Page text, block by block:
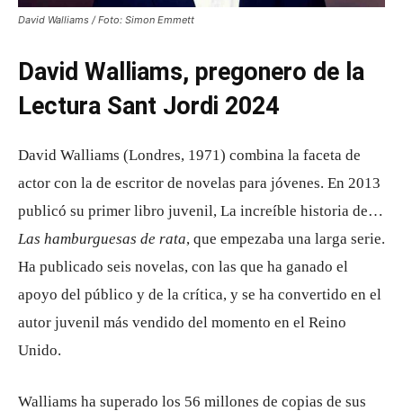
David Walliams / Foto: Simon Emmett
David Walliams, pregonero de la
Lectura Sant Jordi 2024
David Walliams (Londres, 1971) combina la faceta de
actor con la de escritor de novelas para jóvenes. En 2013
publicó su primer libro juvenil, La increíble historia de…
Las hamburguesas de rata, que empezaba una larga serie.
Ha publicado seis novelas, con las que ha ganado el
apoyo del público y de la crítica, y se ha convertido en el
autor juvenil más vendido del momento en el Reino
Unido.
Walliams ha superado los 56 millones de copias de sus